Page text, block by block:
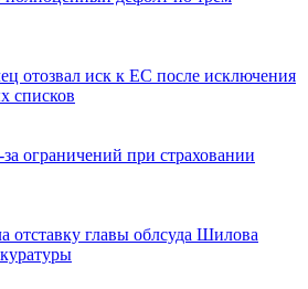
отозвал иск к ЕС после исключения
списков
ограничений при страховании
отставку главы облсуда Шилова